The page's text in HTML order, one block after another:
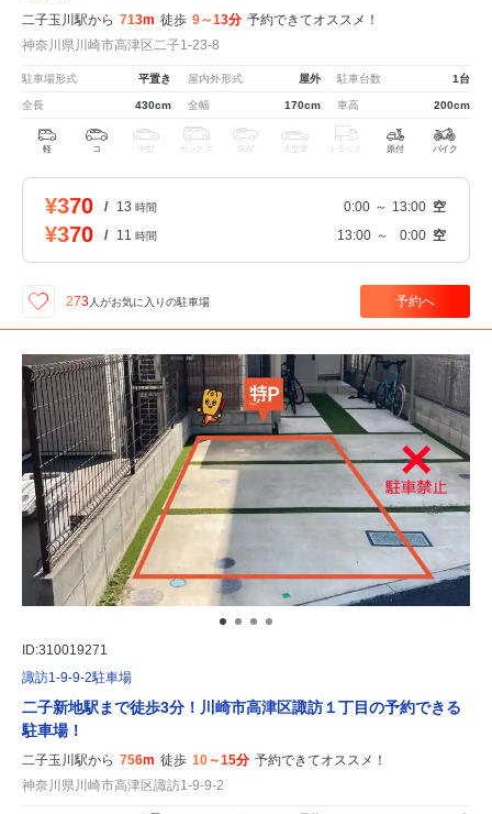
二子玉川駅から 713m 徒歩 9～13分 予約できてオススメ！
神奈川県川崎市高津区二子1-23-8
駐車場形式 平置き 屋内外形式 屋外 駐車台数 1台
全長 430cm 全幅 170cm 車高 200cm
軽 コ 中型 ボックス SUV 大型車 トラック 原付 バイク
¥370 / 13 時間 0:00 ～ 13:00 空
¥370 / 11 時間 13:00 ～ 0:00 空
273人がお気に入りの駐車場 予約へ
ID:310019271
諏訪1-9-9-2駐車場
二子新地駅まで徒歩3分！川崎市高津区諏訪１丁目の予約できる
駐車場！
二子玉川駅から 756m 徒歩 10～15分 予約できてオススメ！
神奈川県川崎市高津区諏訪1-9-9-2